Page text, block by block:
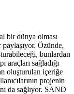
bir dünya olması
paylaşıyor. Özünde,
bunlardan
araçları sağladığı
oluşturulan içeriğe
projenin
da sağlıyor. SAND